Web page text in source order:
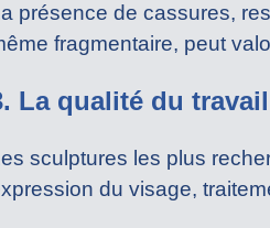
présence de cassures,
fragmentaire, peut
La qualité du travail
sculptures les plus
du visage,